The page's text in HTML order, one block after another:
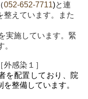
（052-652-7711)と連
整えています。また
実施しています。緊
感染１］
を配置しており、院
を整備しています。